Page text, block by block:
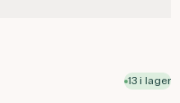
13 i lager